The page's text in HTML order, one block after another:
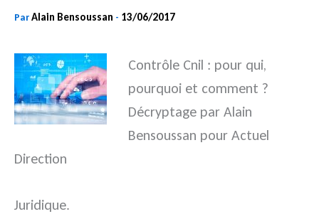
ParAlain Bensoussan - 13/06/2017
Contrôle Cnil : pour qui,
pourquoi et comment ?
Décryptage par Alain
Bensoussan pour Actuel
Direction
Juridique.